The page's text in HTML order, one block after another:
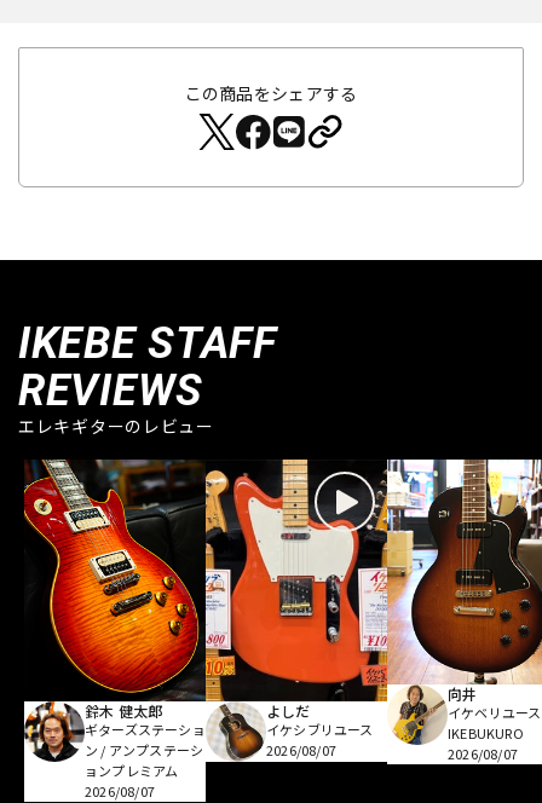
この商品をシェアする
IKEBE STAFF
REVIEWS
エレキギターのレビュー
鈴木 健太郎
ギターズステーショ
ン / アンプステーシ
ョンプレミアム
2026/08/07
よしだ
イケシブリユース
2026/08/07
向井
イケベリユース
IKEBUKURO
2026/08/07